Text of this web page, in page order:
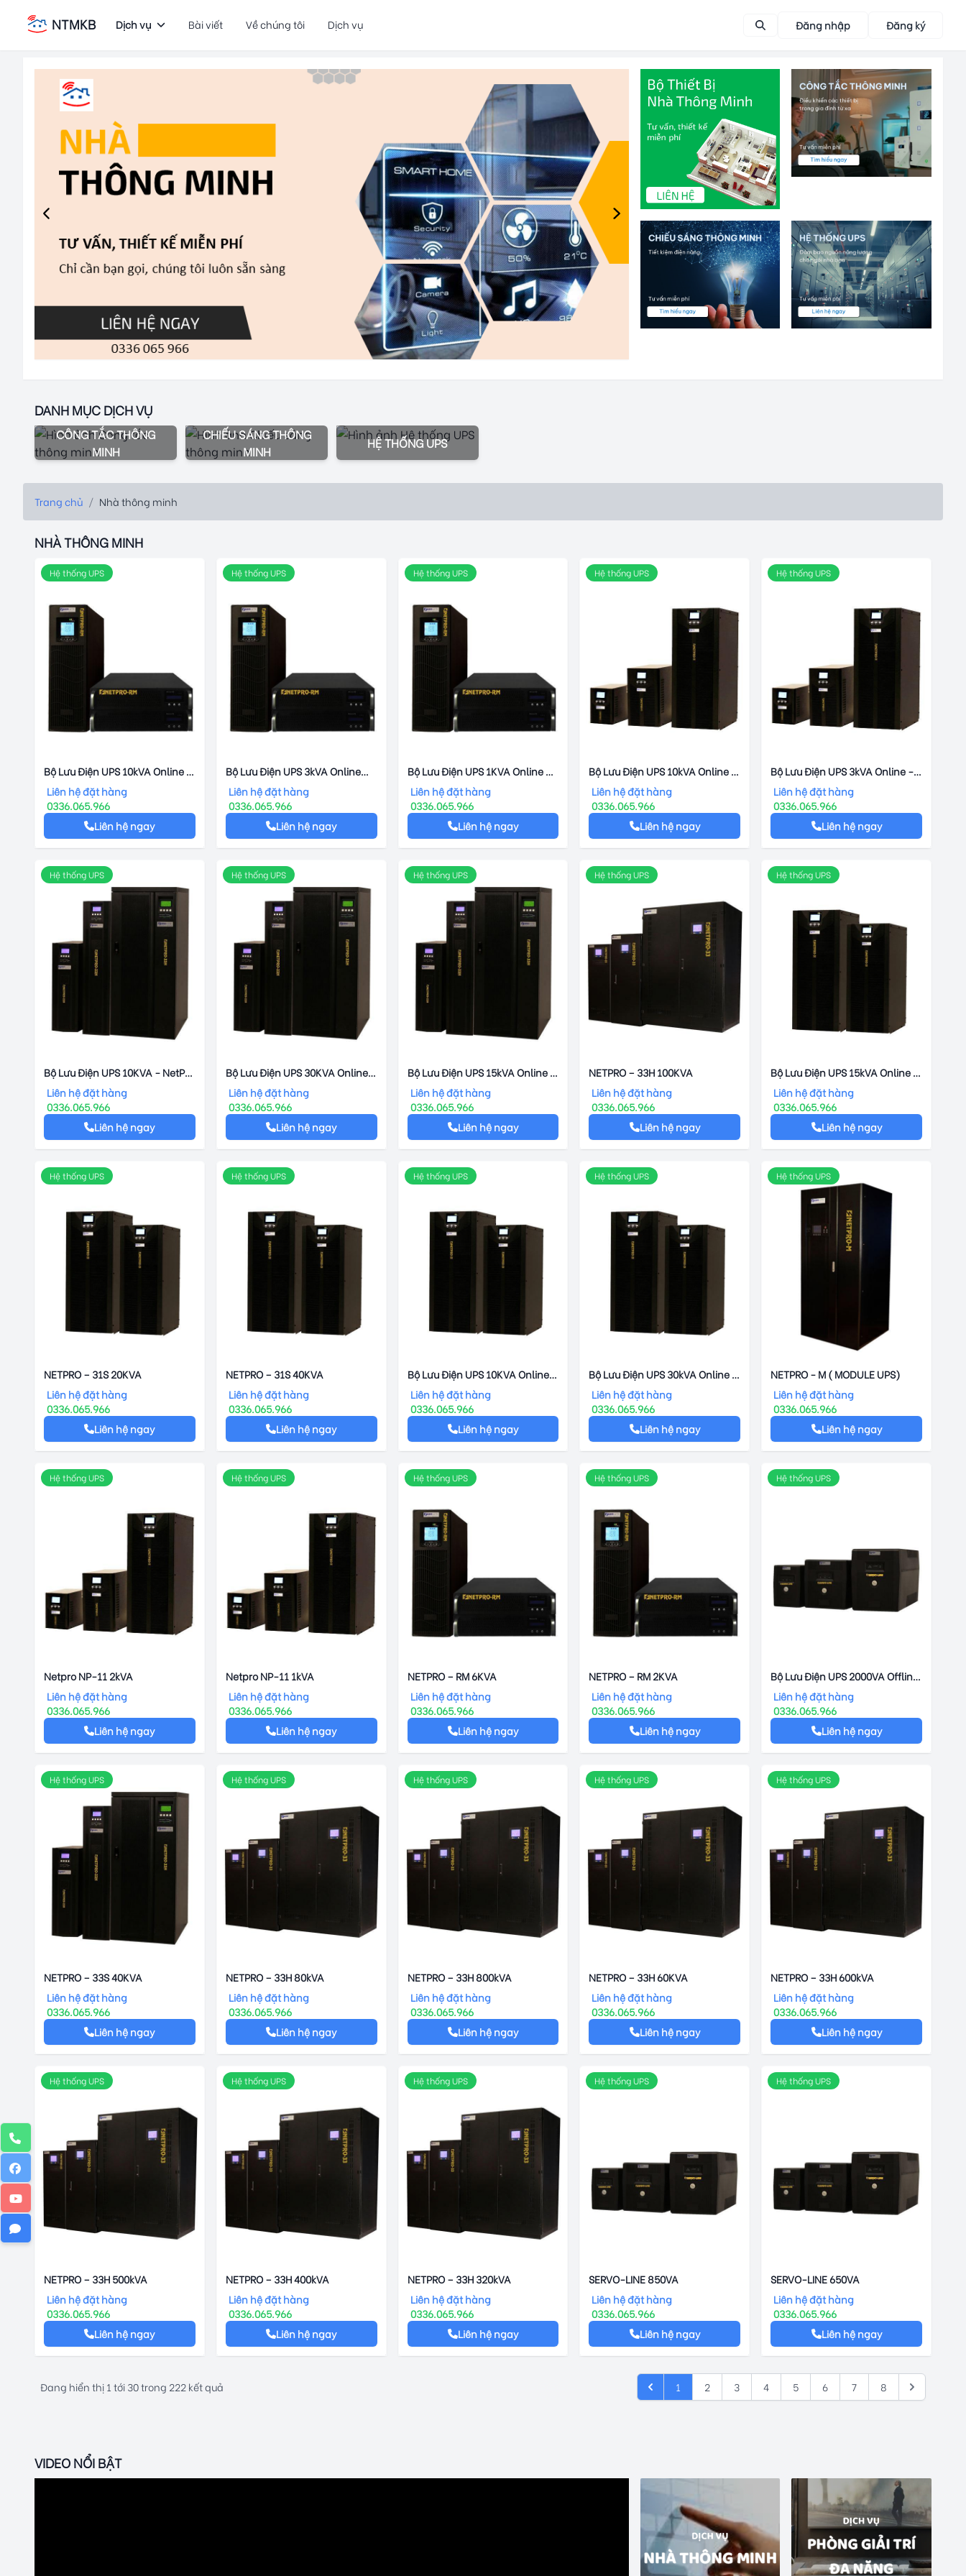
NTMKB Dịch vụ Bài viết Về chúng tôi Dịch vụ Đăng nhập Đăng ký
DANH MỤC DỊCH VỤ
CÔNG TẮC THÔNG
MINH
CHIẾU SÁNG THÔNG
MINH
HỆ THỐNG UPS
Trang chủ / Nhà thông minh
NHÀ THÔNG MINH
Hệ thống UPS
Bộ Lưu Điện UPS 10kVA Online -
NetPro – RM
Liên hệ đặt hàng
0336.065.966
Liên hệ ngay
Hệ thống UPS
Bộ Lưu Điện UPS 3kVA Online
NETPRO – RM
Liên hệ đặt hàng
0336.065.966
Liên hệ ngay
Hệ thống UPS
Bộ Lưu Điện UPS 1KVA Online -
NetPro - RM
Liên hệ đặt hàng
0336.065.966
Liên hệ ngay
Hệ thống UPS
Bộ Lưu Điện UPS 10kVA Online -
NetPro – NP-11
Liên hệ đặt hàng
0336.065.966
Liên hệ ngay
Hệ thống UPS
Bộ Lưu Điện UPS 3kVA Online -
NETPRO NP11
Liên hệ đặt hàng
0336.065.966
Liên hệ ngay
Hệ thống UPS
Bộ Lưu Điện UPS 10KVA - NetPro
– 33S
Liên hệ đặt hàng
0336.065.966
Liên hệ ngay
Hệ thống UPS
Bộ Lưu Điện UPS 30KVA Online -
NetPro – 33S
Liên hệ đặt hàng
0336.065.966
Liên hệ ngay
Hệ thống UPS
Bộ Lưu Điện UPS 15kVA Online -
Netpro – 33S
Liên hệ đặt hàng
0336.065.966
Liên hệ ngay
Hệ thống UPS
NETPRO – 33H 100KVA
Liên hệ đặt hàng
0336.065.966
Liên hệ ngay
Hệ thống UPS
Bộ Lưu Điện UPS 15kVA Online -
Netpro – 31S
Liên hệ đặt hàng
0336.065.966
Liên hệ ngay
Hệ thống UPS
NETPRO – 31S 20KVA
Liên hệ đặt hàng
0336.065.966
Liên hệ ngay
Hệ thống UPS
NETPRO – 31S 40KVA
Liên hệ đặt hàng
0336.065.966
Liên hệ ngay
Hệ thống UPS
Bộ Lưu Điện UPS 10KVA Online
NetPro – 31S
Liên hệ đặt hàng
0336.065.966
Liên hệ ngay
Hệ thống UPS
Bộ Lưu Điện UPS 30kVA Online -
NetPro – 31S
Liên hệ đặt hàng
0336.065.966
Liên hệ ngay
Hệ thống UPS
NETPRO - M ( MODULE UPS)
Liên hệ đặt hàng
0336.065.966
Liên hệ ngay
Hệ thống UPS
Netpro NP-11 2kVA
Liên hệ đặt hàng
0336.065.966
Liên hệ ngay
Hệ thống UPS
Netpro NP-11 1kVA
Liên hệ đặt hàng
0336.065.966
Liên hệ ngay
Hệ thống UPS
NETPRO – RM 6KVA
Liên hệ đặt hàng
0336.065.966
Liên hệ ngay
Hệ thống UPS
NETPRO – RM 2KVA
Liên hệ đặt hàng
0336.065.966
Liên hệ ngay
Hệ thống UPS
Bộ Lưu Điện UPS 2000VA Offline
SERVO-LINE
Liên hệ đặt hàng
0336.065.966
Liên hệ ngay
Hệ thống UPS
NETPRO – 33S 40KVA
Liên hệ đặt hàng
0336.065.966
Liên hệ ngay
Hệ thống UPS
NETPRO – 33H 80kVA
Liên hệ đặt hàng
0336.065.966
Liên hệ ngay
Hệ thống UPS
NETPRO – 33H 800kVA
Liên hệ đặt hàng
0336.065.966
Liên hệ ngay
Hệ thống UPS
NETPRO – 33H 60KVA
Liên hệ đặt hàng
0336.065.966
Liên hệ ngay
Hệ thống UPS
NETPRO – 33H 600kVA
Liên hệ đặt hàng
0336.065.966
Liên hệ ngay
Hệ thống UPS
NETPRO – 33H 500kVA
Liên hệ đặt hàng
0336.065.966
Liên hệ ngay
Hệ thống UPS
NETPRO – 33H 400kVA
Liên hệ đặt hàng
0336.065.966
Liên hệ ngay
Hệ thống UPS
NETPRO – 33H 320kVA
Liên hệ đặt hàng
0336.065.966
Liên hệ ngay
Hệ thống UPS
SERVO-LINE 850VA
Liên hệ đặt hàng
0336.065.966
Liên hệ ngay
Hệ thống UPS
SERVO-LINE 650VA
Liên hệ đặt hàng
0336.065.966
Liên hệ ngay
Đang hiển thị1 tới30trong 222kết quả 1 2 3 4 5 6 7 8
VIDEO NỔI BẬT